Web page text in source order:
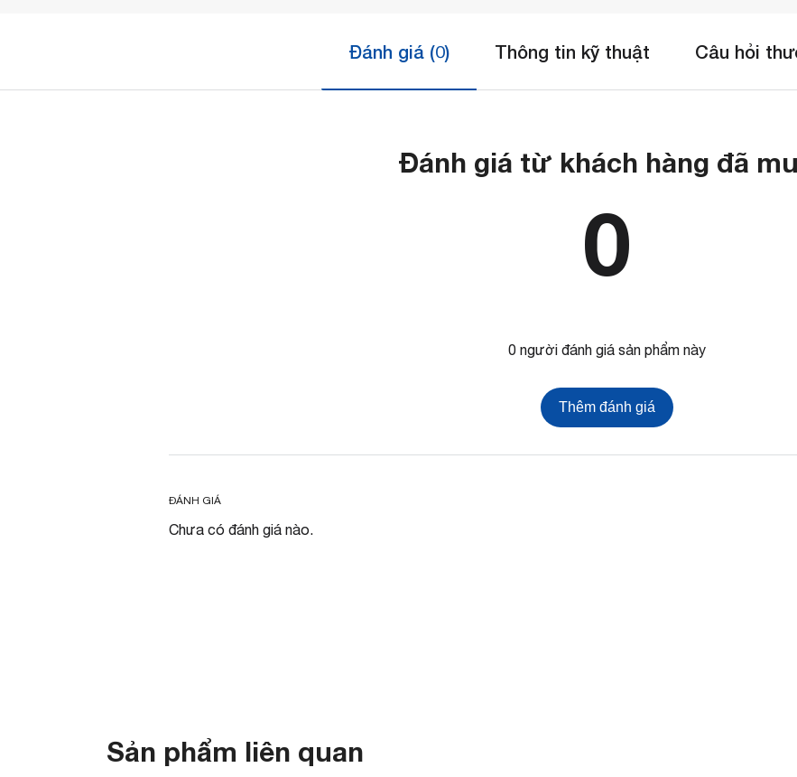
Đánh giá (0) Thông tin kỹ thuật Câu hỏi
Đánh giá từ khách hàng đã
0
0 người đánh giá sản phẩm này
Thêm đánh giá
ĐÁNH GIÁ
Chưa có đánh giá nào.
Sản phẩm liên quan